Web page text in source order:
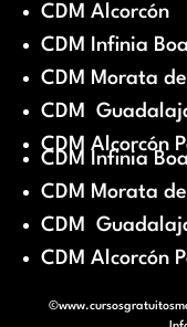
CDM Alcorcón
CDM Infinia
CDM Morata
CDM
CDM Alcorcón
CDM Infinia
CDM Morata
CDM
CDM Alcorcón